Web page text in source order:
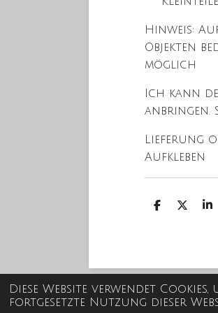
Diese Website verwendet
fortgesetzte Nutzung dieser
Hinweis:
Objekten
möglich
Ich kann
anbringen.
Lieferung
Aufkleben
T
T
T
© 2021 - 2026